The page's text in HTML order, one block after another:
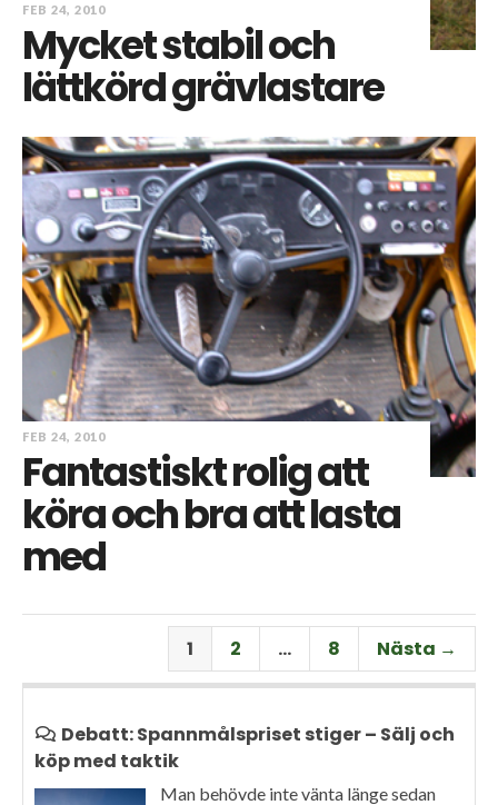
FEB 24, 2010
Mycket stabil och
lättkörd grävlastare
FEB 24, 2010
Fantastiskt rolig att
köra och bra att lasta
med
1 2 … 8 Nästa →
Debatt: Spannmålspriset stiger – Sälj och
köp med taktik
Man behövde inte vänta länge sedan